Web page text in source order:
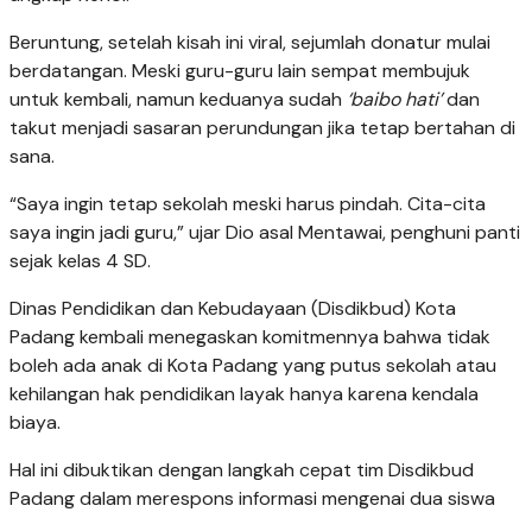
Beruntung, setelah ki­sah ini viral, sejumlah donatur mulai
berdatangan. Meski guru-guru lain sempat membujuk
untuk kem­bali, namun keduanya sudah ‘baibo hati’dan
takut menjadi sasaran perundungan jika tetap bertahan di
sana.
“Saya ingin tetap se­kolah meski harus pindah. Cita-cita
saya ingin jadi guru,” ujar Dio asal Mentawai, penghuni panti
sejak kelas 4 SD.
Dinas Pendidikan dan Kebudayaan (Disdikbud) Kota
Padang kembali menegaskan komitmennya bahwa tidak
boleh ada anak di Kota Padang yang putus sekolah atau
kehilangan hak pendidikan layak ha­nya karena kendala
biaya.
Hal ini dibuktikan de­ngan langkah cepat tim Disdikbud
Padang dalam merespons informasi mengenai dua siswa